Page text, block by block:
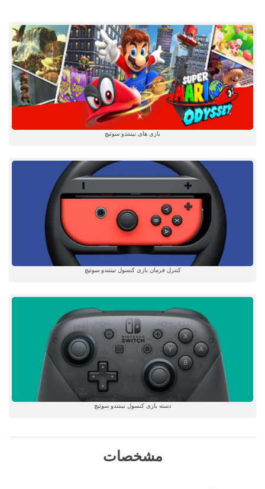
بازی های نینتندو سوئیچ
کنترل فرمان بازی کنسول نینتندو سوئیچ
دسته بازی کنسول نینتندو سوئیچ
مشخصات